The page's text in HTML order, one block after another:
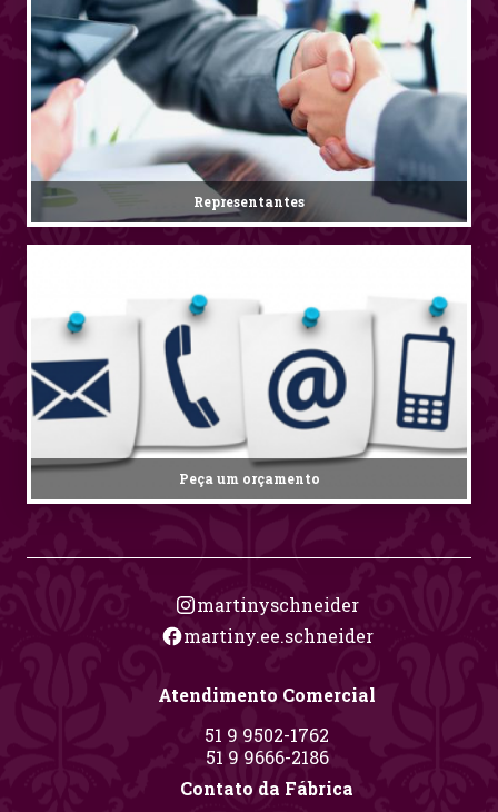
Representantes
Peça um orçamento
martinyschneider
martiny.ee.schneider
Atendimento Comercial
51 9 9502-1762
51 9 9666-2186
Contato da Fábrica